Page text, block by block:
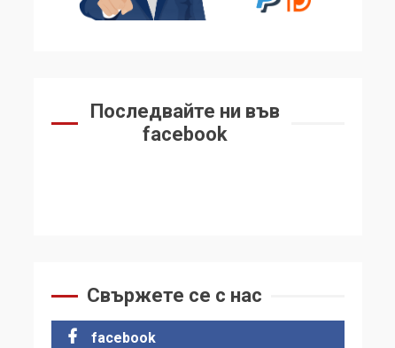
Последвайте ни във
facebook
Свържете се с нас
facebook